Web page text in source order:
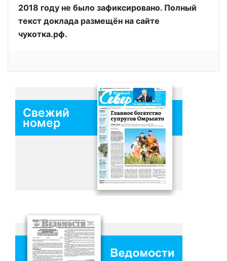
2018 году не было зафиксировано. Полный
текст доклада размещён на сайте
чукотка.рф.
Свежий
номер